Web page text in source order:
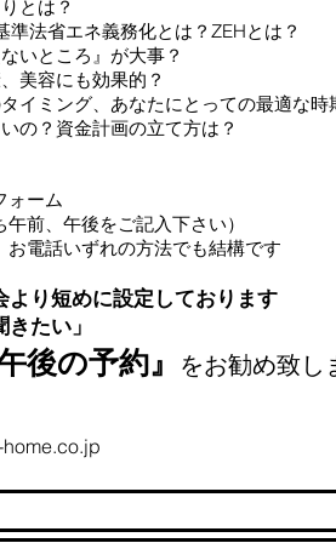
とは？
準法省エネ義務化とは？ZEHとは？
いところ』が大事？
美容にも効果的？
イミング、あなたにとっての最適な時
の？資金計画の立て方は？
ォーム
午前、午後をご記入下さい）
お電話いずれの方法でも結構です
り短めに設定しております
たい」
午後の予約』 をお勧め致し
home.co.jp